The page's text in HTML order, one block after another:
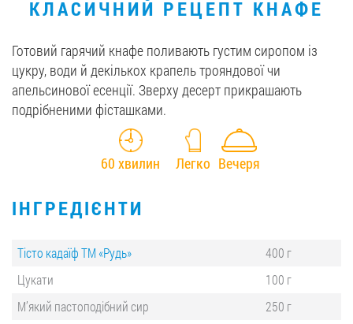
КЛАСИЧНИЙ РЕЦЕПТ КНАФЕ
Готовий гарячий кнафе поливають густим сиропом із
цукру, води й декількох крапель трояндової чи
апельсинової есенції. Зверху десерт прикрашають
подрібненими фісташками.
60 хвилин Легко Вечеря
ІНГРЕДІЄНТИ
Тісто кадаїф ТМ «Рудь»
400 г
Цукати
100 г
М’який пастоподібний сир
250 г